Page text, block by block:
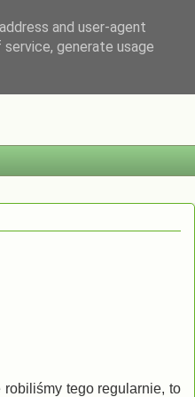
robiliśmy tego regularnie, to
and user-agent
generate usage